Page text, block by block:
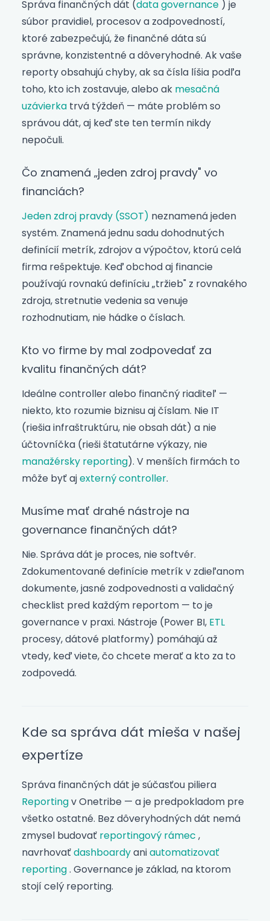
Správa finančných dát (data governance ) je
súbor pravidiel, procesov a zodpovedností,
ktoré zabezpečujú, že finančné dáta sú
správne, konzistentné a dôveryhodné. Ak vaše
reporty obsahujú chyby, ak sa čísla líšia podľa
toho, kto ich zostavuje, alebo ak mesačná
uzávierka trvá týždeň — máte problém so
správou dát, aj keď ste ten termín nikdy
nepočuli.
Čo znamená „jeden zdroj pravdy" vo
financiách?
Jeden zdroj pravdy (SSOT) neznamená jeden
systém. Znamená jednu sadu dohodnutých
definícií metrík, zdrojov a výpočtov, ktorú celá
firma rešpektuje. Keď obchod aj financie
používajú rovnakú definíciu „tržieb" z rovnakého
zdroja, stretnutie vedenia sa venuje
rozhodnutiam, nie hádke o číslach.
Kto vo firme by mal zodpovedať za
kvalitu finančných dát?
Ideálne controller alebo finančný riaditeľ —
niekto, kto rozumie biznisu aj číslam. Nie IT
(riešia infraštruktúru, nie obsah dát) a nie
účtovníčka (rieši štatutárne výkazy, nie
manažérsky reporting). V menších firmách to
môže byť ajexterný controller.
Musíme mať drahé nástroje na
governance finančných dát?
Nie. Správa dát je proces, nie softvér.
Zdokumentované definície metrík v zdieľanom
dokumente, jasné zodpovednosti a validačný
checklist pred každým reportom — to je
governance v praxi. Nástroje (Power BI, ETL
procesy, dátové platformy) pomáhajú až
vtedy, keď viete, čo chcete merať a kto za to
zodpovedá.
Kde sa správa dát mieša v našej
expertíze
Správa finančných dát je súčasťou piliera
Reportingv Onetribe — a je predpokladom pre
všetko ostatné. Bez dôveryhodných dát nemá
zmysel budovať reportingový rámec ,
navrhovaťdashboardyaniautomatizovať
reporting. Governance je základ, na ktorom
stojí celý reporting.